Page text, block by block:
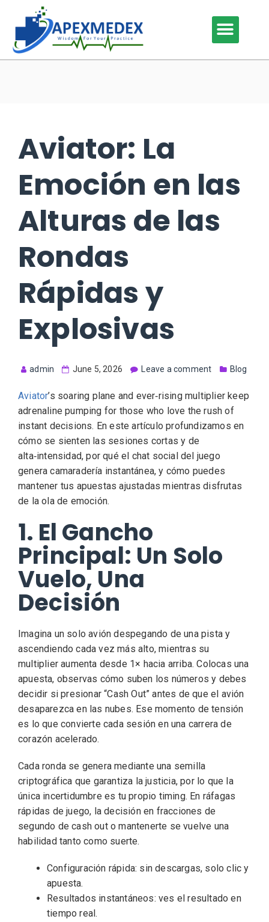
Aviator: La
Emoción en las
Alturas de las
Rondas
Rápidas y
Explosivas
admin June 5, 2026 Leave a comment Blog
Aviator’s soaring plane and ever‑rising multiplier keep
adrenaline pumping for those who love the rush of
instant decisions. En este artículo profundizamos en
cómo se sienten las sesiones cortas y de
alta‑intensidad, por qué el chat social del juego
genera camaradería instantánea, y cómo puedes
mantener tus apuestas ajustadas mientras disfrutas
de la ola de emoción.
1. El Gancho
Principal: Un Solo
Vuelo, Una
Decisión
Imagina un solo avión despegando de una pista y
ascendiendo cada vez más alto, mientras su
multiplier aumenta desde 1× hacia arriba. Colocas una
apuesta, observas cómo suben los números y debes
decidir si presionar “Cash Out” antes de que el avión
desaparezca en las nubes. Ese momento de tensión
es lo que convierte cada sesión en una carrera de
corazón acelerado.
Cada ronda se genera mediante una semilla
criptográfica que garantiza la justicia, por lo que la
única incertidumbre es tu propio timing. En ráfagas
rápidas de juego, la decisión en fracciones de
segundo de cash out o mantenerte se vuelve una
habilidad tanto como suerte.
Configuración rápida: sin descargas, solo clic y
apuesta.
Resultados instantáneos: ves el resultado en
tiempo real.